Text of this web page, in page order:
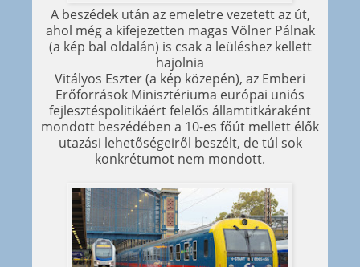
A beszédek után az emeletre vezetett az út,
ahol még a kifejezetten magas Völner Pálnak
(a kép bal oldalán) is csak a leüléshez kellett
hajolnia
Vitályos Eszter (a kép közepén), az Emberi
Erőforrások Minisztériuma európai uniós
fejlesztéspolitikáért felelős államtitkáraként
mondott beszédében a 10-es főút mellett élők
utazási lehetőségeiről beszélt, de túl sok
konkrétumot nem mondott.